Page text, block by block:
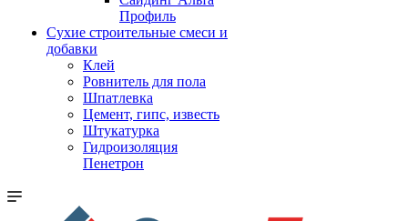
Профиль
Сухие строительные смеси и
добавки
Клей
Ровнитель для пола
Шпатлевка
Цемент, гипс, известь
Штукатурка
Гидроизоляция
Пенетрон